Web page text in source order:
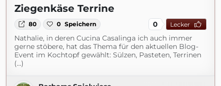
Ziegenkäse Terrine
80 0 Speichern 0 Lecker
Nathalie, in deren Cucina Casalinga ich auch immer
gerne stöbere, hat das Thema für den aktuellen Blog-
Event im Kochtopf gewählt: Sülzen, Pasteten, Terrinen
(...)